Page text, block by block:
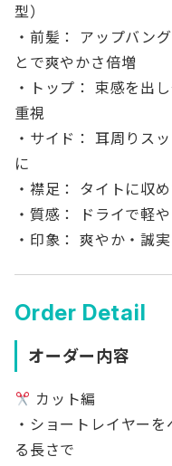
型）
・前髪： アップバン
とで爽やかさ倍増
・トップ： 束感を出
重視
・サイド： 耳周りス
に
・襟足： タイトに収
・質感： ドライで軽
・印象： 爽やか・誠
Order Detail
オーダー内容
カット編
・ショートレイヤー
る長さで